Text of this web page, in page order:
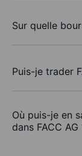
Sur quelle
Puis-je trader
Où puis-je en
dans FACC AG